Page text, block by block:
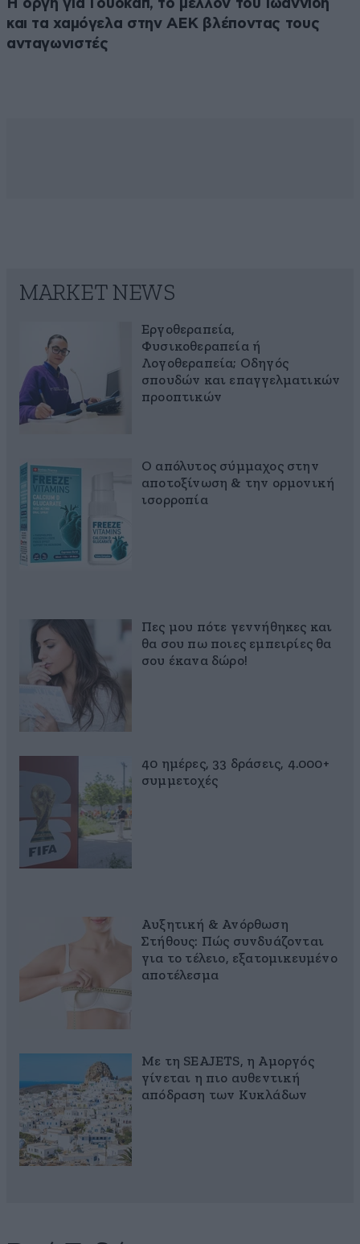
Η οργή για Γουόκαπ, το μέλλον του Ιωαννίδη
και τα χαμόγελα στην ΑΕΚ βλέποντας τους
ανταγωνιστές
MARKET NEWS
Εργοθεραπεία,
Φυσικοθεραπεία ή
Λογοθεραπεία; Οδηγός
σπουδών και επαγγελματικών
προοπτικών
Ο απόλυτος σύμμαχος στην
αποτοξίνωση & την ορμονική
ισορροπία
Πες μου πότε γεννήθηκες και
θα σου πω ποιες εμπειρίες θα
σου έκανα δώρο!
40 ημέρες, 33 δράσεις, 4.000+
συμμετοχές
Αυξητική & Ανόρθωση
Στήθους: Πώς συνδυάζονται
για το τέλειο, εξατομικευμένο
αποτέλεσμα
Με τη SEAJETS, η Αμοργός
γίνεται η πιο αυθεντική
απόδραση των Κυκλάδων